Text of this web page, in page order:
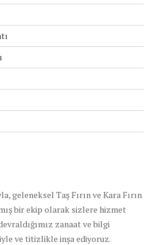
geleneksel Taş Fırın ve Kara Fırın
bir ekip olarak sizlere hizmet
zanaat ve bilgi
ve titizlikle inşa ediyoruz.